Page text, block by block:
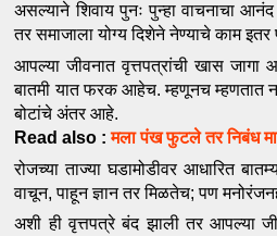
असल्याने शिवाय पुनः पुन्हा वाचनाचा
तर समाजाला योग्य दिशेने नेण्याचे काम
आपल्या जीवनात वृत्तपत्रांची खास
बातमी यात फरक आहेच. म्हणूनच म्हणतात
बोटांचे अंतर आहे.
Read also : मला पंख फुटले तर निबंध
रोजच्या ताज्या घडामोडीवर आधारित
वाचून, पाहून ज्ञान तर मिळतेच; पण
अशी ही वृत्तपत्रे बंद झाली तर आपल्या